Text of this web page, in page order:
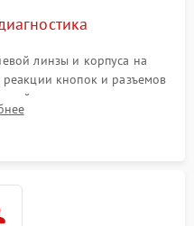
линзы и корпуса на
кнопок и разъемов
сигнатуры на экран,
считывание системных